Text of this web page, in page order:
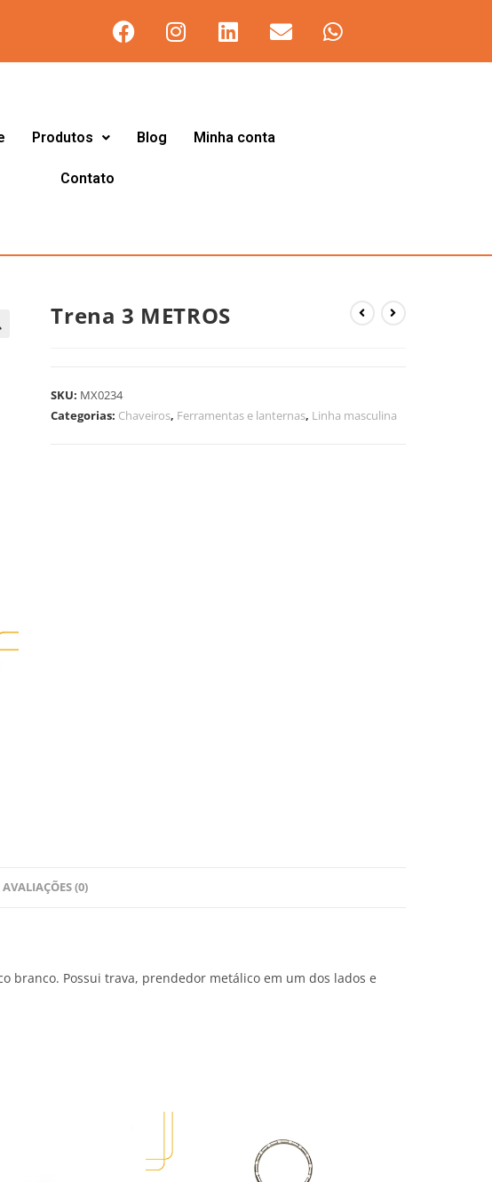
Produtos Blog Minha conta
Contato
Trena 3 METROS
SKU: MX0234
Categorias: Chaveiros, Ferramentas e lanternas, Linha masculina
AVALIAÇÕES (0)
branco. Possui trava, prendedor metálico em um dos lados e